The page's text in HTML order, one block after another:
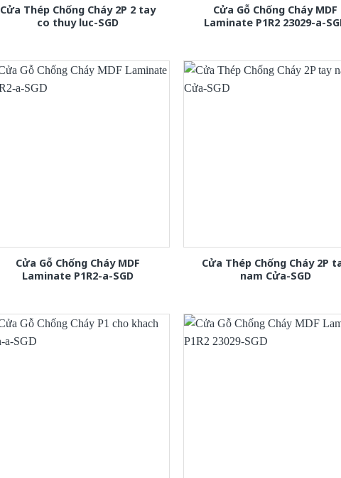
Cửa Thép Chống Cháy 2P 2 tay
co thuy luc-SGD
Cửa Gỗ Chống Cháy MDF
Laminate P1R2 23029-a-
Cửa Gỗ Chống Cháy MDF
Laminate P1R2-a-SGD
Cửa Thép Chống Cháy 2P
nam Cửa-SGD